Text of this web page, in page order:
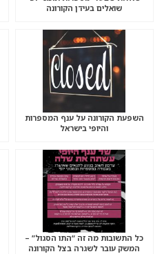
שואלים בעידן הקורונה
השפעת הקורונה על ענף המספרות
והיופי בישראל
כל התשובות מה זה “התו הסגול” –
המשק עובר לשגרה בצל הקורונה